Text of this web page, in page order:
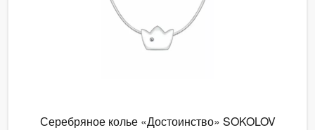
Серебряное колье «Достоинство» SOKOLOV